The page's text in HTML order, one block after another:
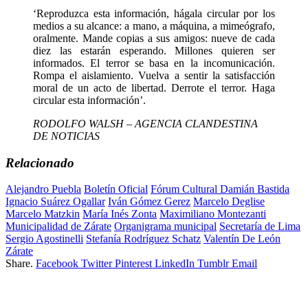
‘Reproduzca esta información, hágala circular por los
medios a su alcance: a mano, a máquina, a mimeógrafo,
oralmente. Mande copias a sus amigos: nueve de cada
diez las estarán esperando. Millones quieren ser
informados. El terror se basa en la incomunicación.
Rompa el aislamiento. Vuelva a sentir la satisfacción
moral de un acto de libertad. Derrote el terror. Haga
circular esta información’.
RODOLFO WALSH – AGENCIA CLANDESTINA
DE NOTICIAS
Relacionado
Alejandro Puebla Boletín Oficial Fórum Cultural Damián Bastida
Ignacio Suárez Ogallar Iván Gómez Gerez Marcelo Deglise
Marcelo Matzkin María Inés Zonta Maximiliano Montezanti
Municipalidad de Zárate Organigrama municipal Secretaría de Lima
Sergio Agostinelli Stefanía Rodríguez Schatz Valentín De León
Zárate
Share. Facebook Twitter Pinterest LinkedIn Tumblr Email